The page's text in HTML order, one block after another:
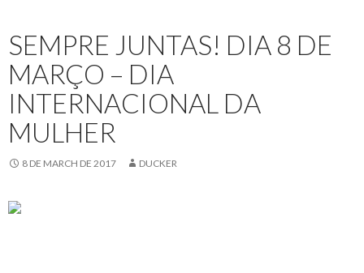
SEMPRE JUNTAS! DIA 8 DE
MARÇO – DIA
INTERNACIONAL DA
MULHER
8 DE MARCH DE 2017 DUCKER